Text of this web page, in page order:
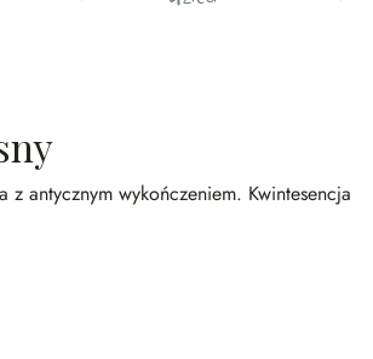
z antycznym wykończeniem. Kwintesencja